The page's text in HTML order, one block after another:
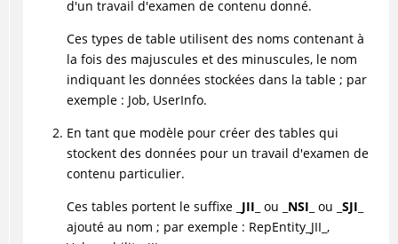
d'un travail d'examen de contenu donné.
Ces types de table utilisent des noms contenant à
la fois des majuscules et des minuscules, le nom
indiquant les données stockées dans la table ; par
exemple : Job, UserInfo.
En tant que modèle pour créer des tables qui
stockent des données pour un travail d'examen de
contenu particulier.
Ces tables portent le suffixe _ JII _ ou _ NSI _ ou _ SJI
ajouté au nom ; par exemple : RepEntity_JII_,